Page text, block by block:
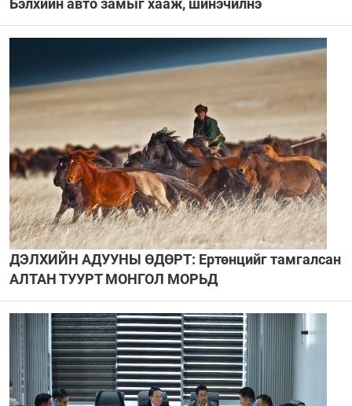
Бэлхийн авто замыг хааж, шинэчилнэ
ДЭЛХИЙН АДУУНЫ ӨДӨРТ: Ертөнцийг тамгалсан
АЛТАН ТУУРТ МОНГОЛ МОРЬД